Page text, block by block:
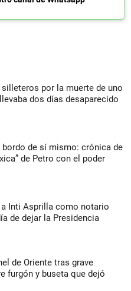
por la muerte de uno
dos días desaparecido
bordo de sí mismo: crónica de
de Petro con el poder
Inti Asprilla como notario
de dejar la Presidencia
de Oriente tras grave
furgón y buseta que dejó